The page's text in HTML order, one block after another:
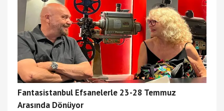
Fantasistanbul Efsanelerle 23-28 Temmuz
Arasında Dönüyor